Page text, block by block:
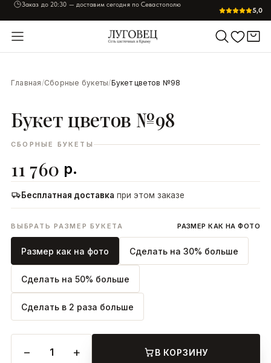
Заказ до 20:30 — доставим сегодня по Севастополю
5,0
Главная/Сборные букеты/Букет цветов №98
Букет цветов №98
СБОРНЫЕ БУКЕТЫ
11 760 р.
Бесплатная доставка при этом заказе
ВЫБРАТЬ РАЗМЕР БУКЕТА РАЗМЕР КАК НА ФОТО
Размер как на фото Сделать на 30% больше
Сделать на 50% больше
Сделать в 2 раза больше
− 1 + В КОРЗИНУ